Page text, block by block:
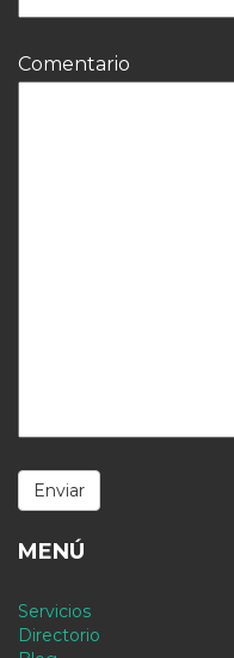
Comentario
MENÚ
Servicios
Directorio